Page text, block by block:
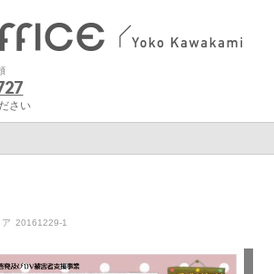
さい
ア 20161229-1